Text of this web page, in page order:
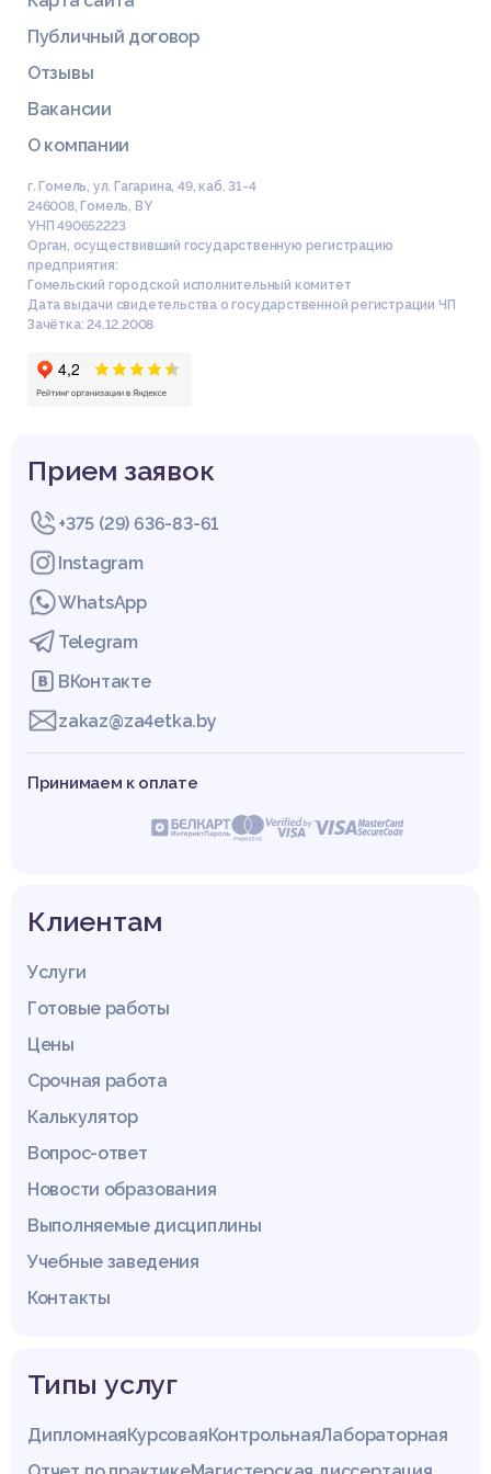
2 ОБЯЗАННОСТИ ГРАЖДАН В ОБЛАСТИ ОХРАНЫ ОКРУЖАЮ
ЩЕЙ СРЕДЫ
3 ГАРАНТИИ ЭКОЛОГИЧЕСКИХ ПРАВ ГРАЖДАН
ЗАКЛЮЧЕНИЕ
Публичный договор
Отзывы
Вакансии
О компании
г. Гомель, ул. Гагарина, 49, каб. 31-4
246008, Гомель, BY
УНП 490652223
Орган, осуществивший государственную регистрацию
предприятия:
Гомельский городской исполнительный комитет
Дата выдачи свидетельства о государственной регистрации ЧП
Зачётка: 24.12.2008
Прием заявок
+375 (29) 636-83-61
Instagram
WhatsApp
Telegram
ВКонтакте
zakaz@za4etka.by
Принимаем к оплате
Клиентам
Услуги
Готовые работы
Цены
Срочная работа
Калькулятор
Вопрос-ответ
Новости образования
Выполняемые дисциплины
Учебные заведения
Контакты
Типы услуг
ДипломнаяКурсоваяКонтрольнаяЛабораторная